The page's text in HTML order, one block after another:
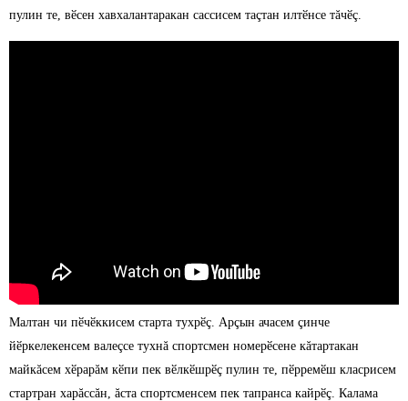
пулин те, вӗсен хавхалантаракан сассисем таçтан илтӗнсе тăчӗç.
Малтан чи пӗчӗккисем старта тухрӗç. Арçын ачасем çинче
йӗркелекенсем валеçсе тухнă спортсмен номерӗсене кăтартакан
майкăсем хӗрарăм кӗпи пек вӗлкӗшрӗç пулин те, пӗрремӗш класрисем
стартран харăссăн, ăста спортсменсем пек тапранса кайрӗç. Калама